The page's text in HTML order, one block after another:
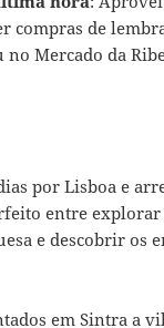
compras de
Mercado da
por Lisboa e
entre explorar
e descobrir os
em Sintra a